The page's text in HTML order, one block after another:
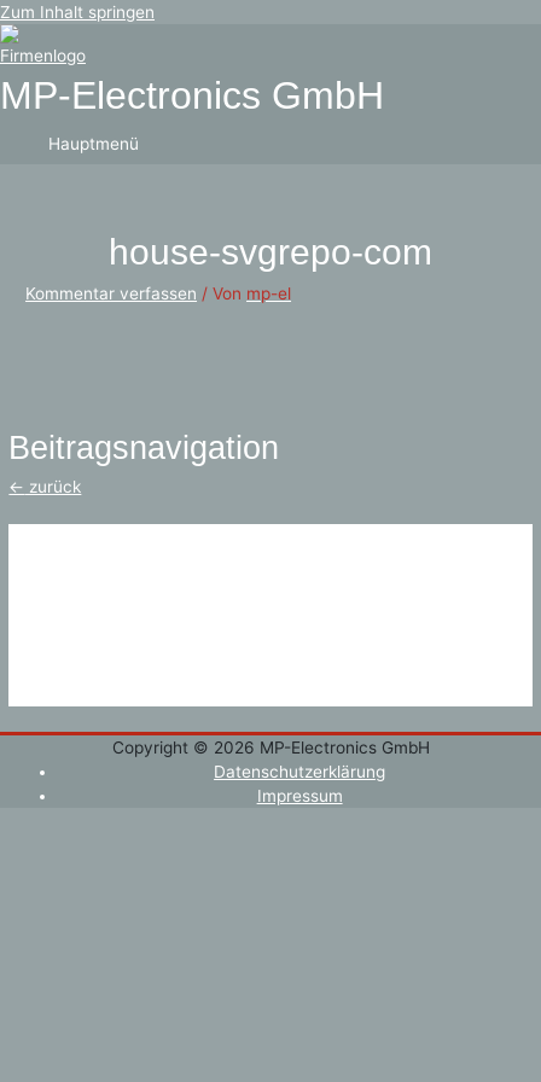
Zum Inhalt springen
MP-Electronics GmbH
Hauptmenü
house-svgrepo-com
Kommentar verfassen / Von mp-el
Beitragsnavigation
← zurück
Copyright © 2026 MP-Electronics GmbH
Datenschutzerklärung
Impressum